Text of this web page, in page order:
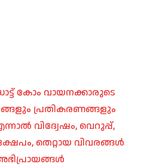
കോം വായനക്കാരുടെ
പ്രതികരണങ്ങളും
വിദ്വേഷം, വെറുപ്പ്,
തെറ്റായ വിവരങ്ങൾ